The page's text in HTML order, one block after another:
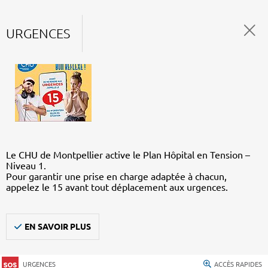
URGENCES
Le CHU de Montpellier active le Plan Hôpital en Tension –
Niveau 1.
Pour garantir une prise en charge adaptée à chacun,
appelez le 15 avant tout déplacement aux urgences.
EN SAVOIR PLUS
URGENCES ACCÈS RAPIDES